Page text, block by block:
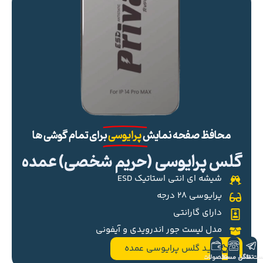
محافظ صفحه نمایشپرایوسیبرای تمام گوشی ها
گلس پرایوسی (حریم شخصی) عمده
شیشه ای انتی استاتیک ESD
پرایوسی ۲۸ درجه
دارای گارانتی
مدل لیست جور اندرویدی و آیفونی
خرید گلس پرایوسی عمده
تلگرام
تماس مستقیم
محصولات